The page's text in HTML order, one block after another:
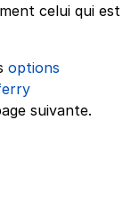
celui qui est
options
suivante.